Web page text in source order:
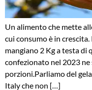
Un alimento che mette
cui consumo è in
mangiano 2 Kg a testa di
confezionato nel 2023
porzioni.Parliamo del
Italy che non […]